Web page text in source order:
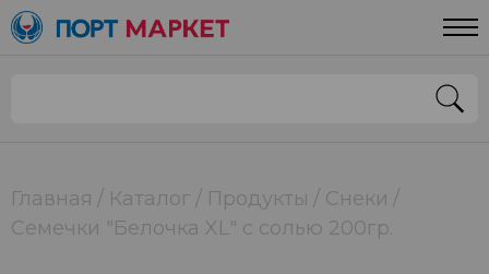
Главная Каталог Продукты
Снеки
Семечки "Белочка XL" с солью 200гр.